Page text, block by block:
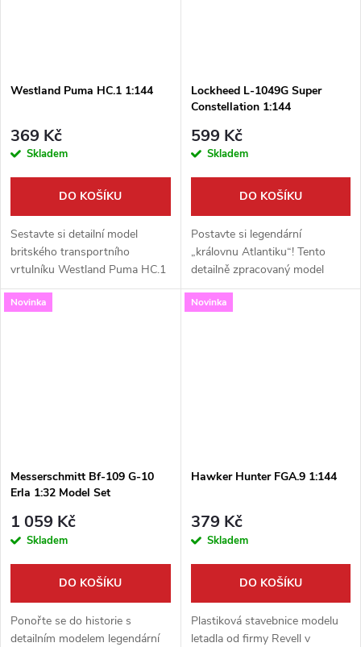
Westland Puma HC.1 1:144
369 Kč
Skladem
DO KOŠÍKU
Sestavte si detailní model
britského transportního
vrtulníku Westland Puma HC.1
v kompaktním měřítku 1:144.
Tato precizní stavebnice od
Lockheed L-1049G Super
Constellation 1:144
599 Kč
Skladem
DO KOŠÍKU
Postavte si legendární
„královnu Atlantiku“! Tento
detailně zpracovaný model
letounu Lockheed L-1049G
Super Constellation od Revellu
Novinka
Messerschmitt Bf-109 G-10
Erla 1:32 Model Set
1 059 Kč
Skladem
DO KOŠÍKU
Ponořte se do historie s
detailním modelem legendární
Novinka
Hawker Hunter FGA.9 1:144
379 Kč
Skladem
DO KOŠÍKU
Plastiková stavebnice modelu
letadla od firmy Revell v